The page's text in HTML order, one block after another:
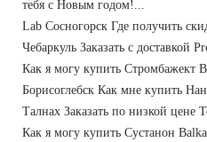
тебя с Новым годом!...
Lab Сосногорск Где получить
Чебаркуль Заказать с доставкой
Как я могу купить Стромбажект
Борисоглебск Как мне купить
Талнах Заказать по низкой цене
Как я могу купить Сустанон